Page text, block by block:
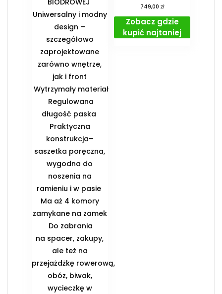
Uniwersalny i modny
design –
szczegółowo
zaprojektowane
zarówno wnętrze,
jak i front
️ Wytrzymały materiał
️ Regulowana
długość paska ️
Praktyczna
konstrukcja–
saszetka poręczna,
wygodna do
noszenia na
ramieniu i w pasie ️
Ma aż 4 komory
zamykane na zamek
️ Do zabrania
na spacer, zakupy,
ale też na
przejażdżkę rowerową,
obóz, biwak,
wycieczkę w
749,00 zł
Zobacz gdzie
kupić najtaniej